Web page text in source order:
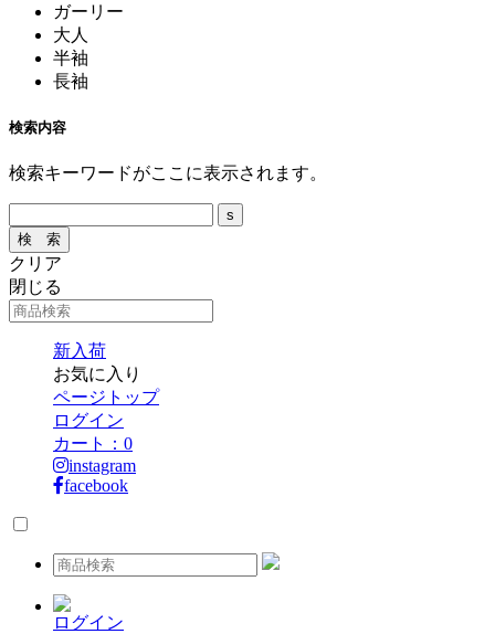
ガーリー
大人
半袖
長袖
検索内容
検索キーワードがここに表示されます。
クリア
閉じる
新入荷
お気に入り
ページトップ
ログイン
カート： 0
instagram
facebook
ログイン